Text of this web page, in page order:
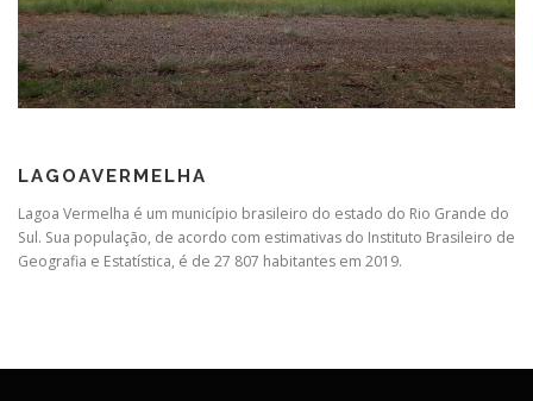
LAGOAVERMELHA
Lagoa Vermelha é um município brasileiro do estado do Rio Grande do
Sul. Sua população, de acordo com estimativas do Instituto Brasileiro de
Geografia e Estatística, é de 27 807 habitantes em 2019.